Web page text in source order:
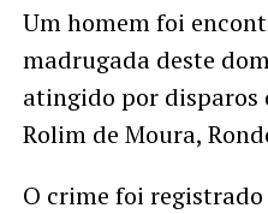
Um homem foi
madrugada deste
atingido por disparos
Rolim de Moura,
O crime foi